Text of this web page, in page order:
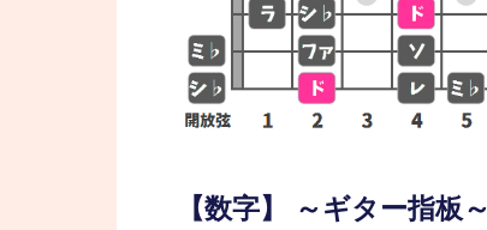
【数字】 ～ギター指板～